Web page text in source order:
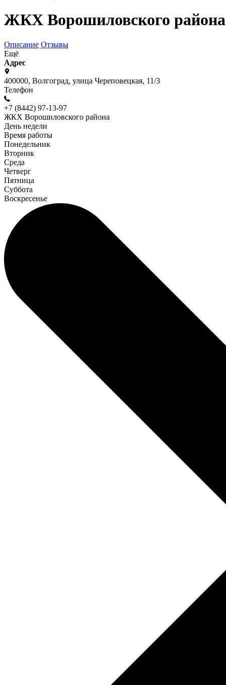
ЖКХ Ворошиловского района
Описание Отзывы
Ещё
Адрес
400000, Волгоград, улица Череповецкая, 11/3
Телефон
+7 (8442) 97-13-97
ЖКХ Ворошиловского района
День недели
Время работы
Понедельник
Вторник
Среда
Четверг
Пятница
Суббота
Воскресенье